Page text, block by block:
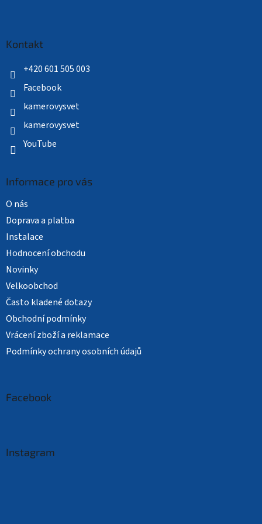
Kontakt
+420 601 505 003
Facebook
kamerovysvet
kamerovysvet
YouTube
Informace pro vás
O nás
Doprava a platba
Instalace
Hodnocení obchodu
Novinky
Velkoobchod
Často kladené dotazy
Obchodní podmínky
Vrácení zboží a reklamace
Podmínky ochrany osobních údajů
Facebook
Instagram